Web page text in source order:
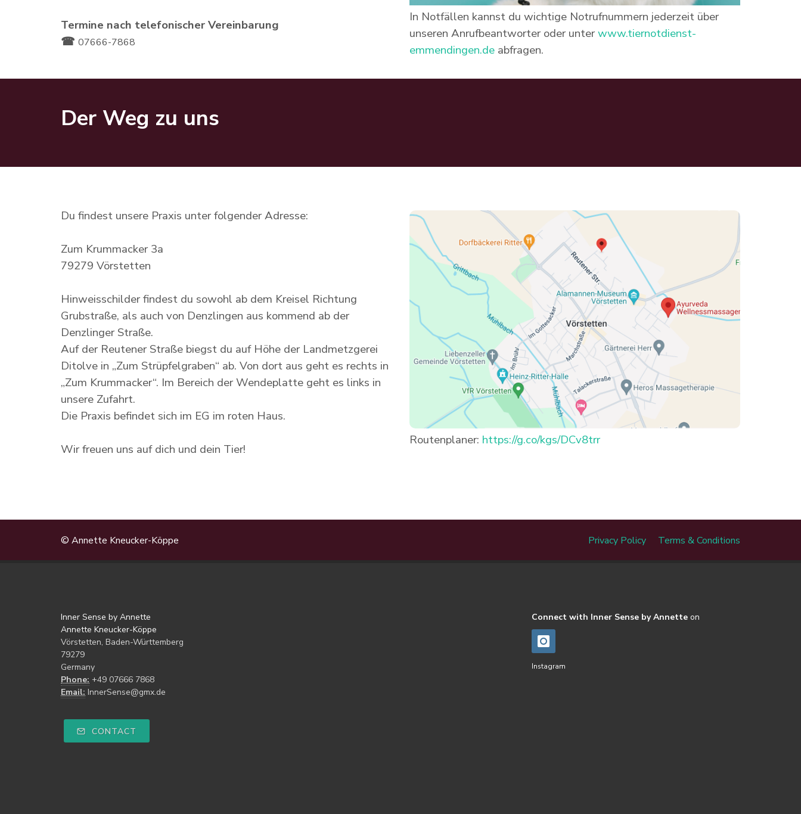
Termine nach telefonischer Vereinbarung
☎ 07666-7868
In Notfällen kannst du wichtige Notrufnummern jederzeit über
unseren Anrufbeantworter oder unterwww.tiernotdienst-
emmendingen.de abfragen.
Der Weg zu uns
Du findest unsere Praxis unter folgender Adresse:
Zum Krummacker 3a
79279 Vörstetten
Hinweisschilder findest du sowohl ab dem Kreisel Richtung
Grubstraße, als auch von Denzlingen aus kommend ab der
Denzlinger Straße.
Auf der Reutener Straße biegst du auf Höhe der Landmetzgerei
Ditolve in „Zum Strüpfelgraben“ ab. Von dort aus geht es rechts in
„Zum Krummacker“. Im Bereich der Wendeplatte geht es links in
unsere Zufahrt.
Die Praxis befindet sich im EG im roten Haus.
Wir freuen uns auf dich und dein Tier!
Routenplaner: https://g.co/kgs/DCv8trr
© Annette Kneucker-Köppe Privacy Policy Terms & Conditions
Inner Sense by Annette
Annette Kneucker-Köppe
Vörstetten, Baden-Württemberg
79279
Germany
Phone: +49 07666 7868
Email: InnerSense@gmx.de
CONTACT
Connect with Inner Sense by Annetteon
Instagram